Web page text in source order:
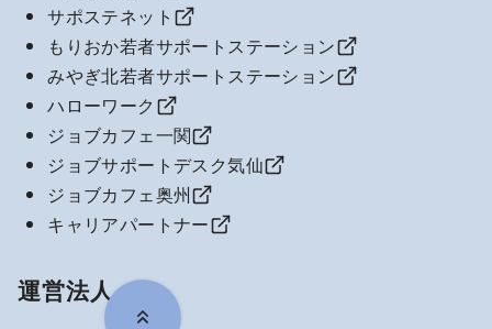
サポステネット
もりおか若者サポートステーション
みやぎ北若者サポートステーション
ハローワーク
ジョブカフェ一関
ジョブサポートデスク気仙
ジョブカフェ奥州
キャリアパートナー
運営法人